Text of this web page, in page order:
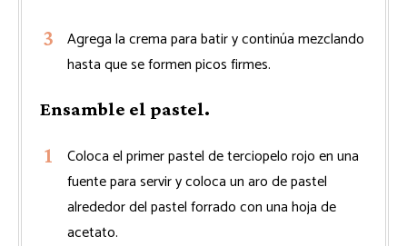
Agrega la crema para batir y continúa mezclando
hasta que se formen picos firmes.
Ensamble el pastel.
Coloca el primer pastel de terciopelo rojo en una
fuente para servir y coloca un aro de pastel
alrededor del pastel forrado con una hoja de
acetato.